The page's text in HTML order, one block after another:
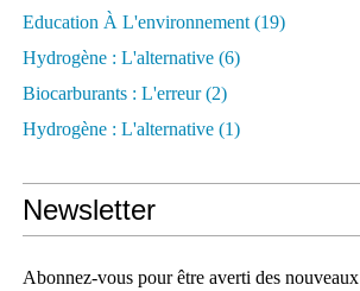
Education À L'environnement (19)
Hydrogène : L'alternative (6)
Biocarburants : L'erreur(2)
Hydrogène : L'alternative (1)
Newsletter
Abonnez-vous pour être averti des nouveaux